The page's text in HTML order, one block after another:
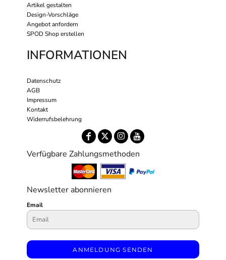
Artikel gestalten
Design-Vorschläge
Angebot anfordern
SPOD Shop erstellen
INFORMATIONEN
Datenschutz
AGB
Impressum
Kontakt
Widerrufsbelehrung
Verfügbare Zahlungsmethoden
Newsletter abonnieren
Email
ANMELDUNG SENDEN